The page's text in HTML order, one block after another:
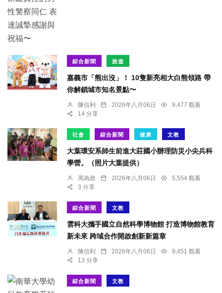
綜合新聞 旅遊
嘉義市「熊出沒」！ 10隻新亮相大白熊領路 帶
你解鎖城市知名景點〜
陳信利 2026年八月06日
9,477 觀看
14 分享
社會 綜合新聞 健康 文教
大葉環安系師生前進大莊國小辦理防災小尖兵科
學營。（照片大葉提供）
周為政 2026年八月06日
5,554 觀看
3 分享
綜合新聞 文教
雲科大攜手國立自然科學博物館 打造博物館教育
新未來 跨域合作開啟創新新篇章
陳信利 2026年八月06日
9,451 觀看
13 分享
綜合新聞 文教